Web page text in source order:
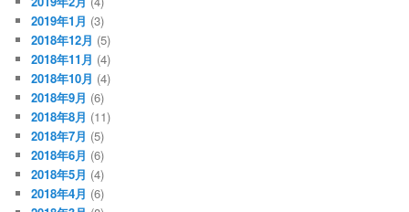
2019年1月 (3)
2018年12月 (5)
2018年11月 (4)
2018年10月 (4)
2018年9月 (6)
2018年8月 (11)
2018年7月 (5)
2018年6月 (6)
2018年5月 (4)
2018年4月 (6)